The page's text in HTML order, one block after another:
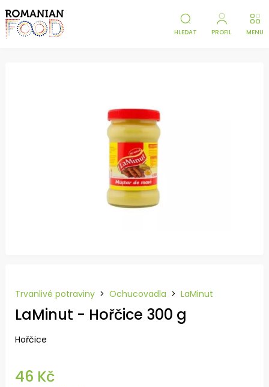
HLEDAT PROFIL MENU
Trvanlivé potraviny > Ochucovadla > LaMinut
LaMinut - Hořčice 300 g
Hořčice
46 Kč